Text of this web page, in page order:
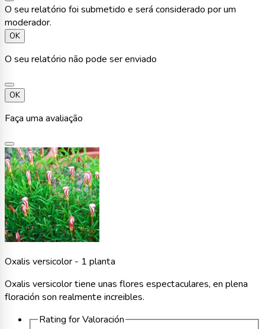
O seu relatório foi submetido e será considerado por um
moderador.
OK
O seu relatório não pode ser enviado
OK
Faça uma avaliação
Oxalis versicolor - 1 planta
Oxalis versicolor tiene unas flores espectaculares, en plena
floración son realmente increibles.
Rating forValoración